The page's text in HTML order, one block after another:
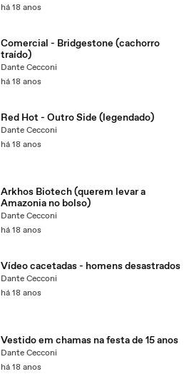
há 18 anos
Comercial - Bridgestone (cachorro
traído)
Dante Cecconi
há 18 anos
Red Hot - Outro Side (legendado)
Dante Cecconi
há 18 anos
Arkhos Biotech (querem levar a
Amazonia no bolso)
Dante Cecconi
há 18 anos
Vídeo cacetadas - homens desastrados
Dante Cecconi
há 18 anos
Vestido em chamas na festa de 15 anos
Dante Cecconi
há 18 anos